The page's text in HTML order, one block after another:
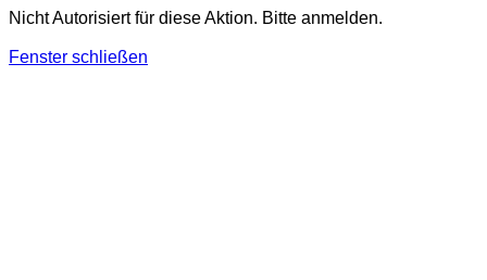
Nicht Autorisiert für diese Aktion. Bitte anmelden.
Fenster schließen